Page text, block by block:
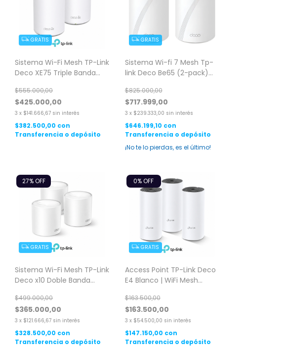
GRATIS
Sistema Wi-Fi Mesh TP-Link
Deco XE75 Triple Banda
Pack
$425.000,00
$555.000,00
3 x $141.666,67 sin interés
$382.500,00 con
Transferencia o depósito
GRATIS
Sistema Wi-fi 7 Mesh Tp-
link Deco Be65 (2-pack)
$717.999,00
$825.000,00
3 x $239.333,00 sin interés
$646.199,10 con
Transferencia o depósito
¡No te lo pierdas, es el último!
GRATIS
Sistema Wi-Fi Mesh TP-Link
Deco x10 Doble Banda
$365.000,00
$499.000,00
27% OFF
3 x $121.666,67 sin interés
$328.500,00 con
Transferencia o depósito
GRATIS
Access Point TP-Link Deco
E4 Blanco | WiFi Mesh
$163.500,00
$163.500,00
0% OFF
3 x $54.500,00 sin interés
$147.150,00 con
Transferencia o depósito